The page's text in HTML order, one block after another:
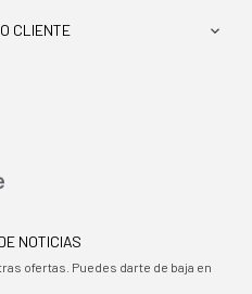
CLIENTE 
NOTICIAS
ofertas. Puedes darte de baja en